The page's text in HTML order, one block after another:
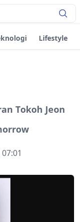
Lifestyle
Tokoh Jeon